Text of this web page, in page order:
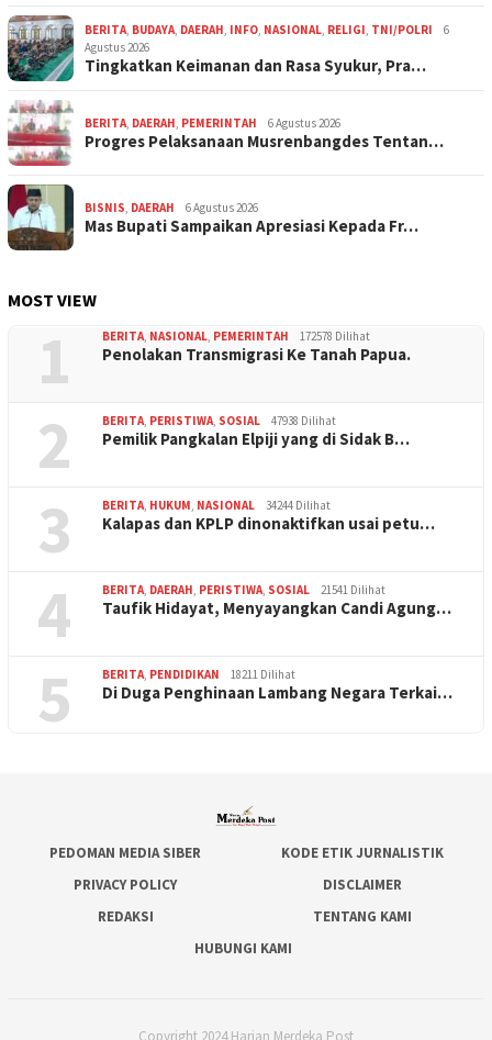
BERITA, BUDAYA, DAERAH, INFO, NASIONAL, RELIGI, TNI/POLRI
6
Agustus 2026
Tingkatkan Keimanan dan Rasa Syukur, Pra…
BERITA, DAERAH, PEMERINTAH 6 Agustus 2026
Progres Pelaksanaan Musrenbangdes Tentan…
BISNIS, DAERAH 6 Agustus 2026
Mas Bupati Sampaikan Apresiasi Kepada Fr…
MOST VIEW
1 BERITA, NASIONAL, PEMERINTAH 172578 Dilihat
Penolakan Transmigrasi Ke Tanah Papua.
2 BERITA, PERISTIWA, SOSIAL 47938 Dilihat
Pemilik Pangkalan Elpiji yang di Sidak B…
3 BERITA, HUKUM, NASIONAL 34244 Dilihat
Kalapas dan KPLP dinonaktifkan usai petu…
4 BERITA, DAERAH, PERISTIWA, SOSIAL 21541 Dilihat
Taufik Hidayat, Menyayangkan Candi Agung…
5 BERITA, PENDIDIKAN 18211 Dilihat
Di Duga Penghinaan Lambang Negara Terkai…
PEDOMAN MEDIA SIBER
KODE ETIK JURNALISTIK
PRIVACY POLICY
DISCLAIMER
REDAKSI
TENTANG KAMI
HUBUNGI KAMI